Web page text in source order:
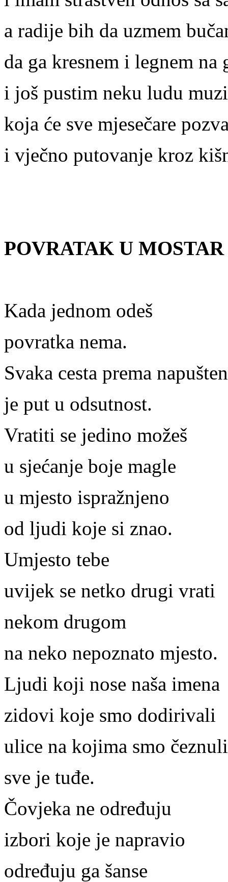
a radije bih da uzmem
da ga kresnem i legnem na
i još pustim neku ludu
koja će sve mjesečare
i vječno putovanje kroz
POVRATAK U MOSTAR
Kada jednom odeš
povratka nema.
Svaka cesta prema
je put u odsutnost.
Vratiti se jedino možeš
u sjećanje boje magle
u mjesto ispražnjeno
od ljudi koje si znao.
Umjesto tebe
uvijek se netko drugi vrati
nekom drugom
na neko nepoznato mjesto.
Ljudi koji nose naša imena
zidovi koje smo dodirivali
ulice na kojima smo čeznuli
sve je tuđe.
Čovjeka ne određuju
izbori koje je napravio
određuju ga šanse